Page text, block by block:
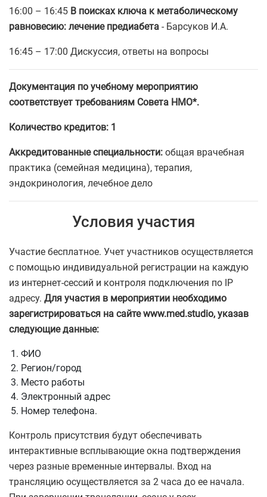
16:00 – 16:45 В поисках ключа к метаболическому
равновесию: лечение предиабета - Барсуков И.А.
16:45 – 17:00 Дискуссия, ответы на вопросы
Документация по учебному мероприятию
соответствует требованиям Совета НМО*.
Количество кредитов: 1
Аккредитованные специальности: общая врачебная
практика (семейная медицина), терапия,
эндокринология, лечебное дело
Условия участия
Участие бесплатное. Учет участников осуществляется
с помощью индивидуальной регистрации на каждую
из интернет-сессий и контроля подключения по IP
адресу. Для участия в мероприятии необходимо
зарегистрироваться на сайте www.med.studio, указав
следующие данные:
ФИО
Регион/город
Место работы
Электронный адрес
Номер телефона.
Контроль присутствия будут обеспечивать
интерактивные всплывающие окна подтверждения
через разные временные интервалы. Вход на
трансляцию осуществляется за 2 часа до ее начала.